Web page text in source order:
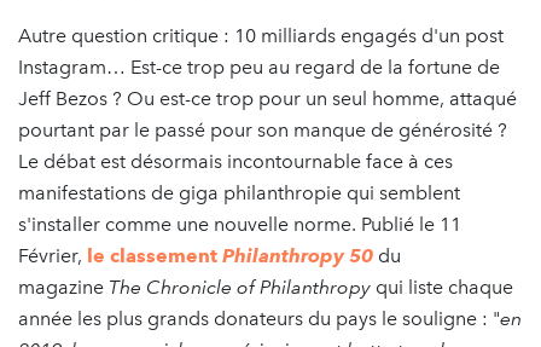
Autre question critique : 10 milliards engagés d'un post
Instagram… Est-ce trop peu au regard de la fortune de
Jeff Bezos ? Ou est-ce trop pour un seul homme, attaqué
pourtant par le passé pour son manque de générosité ?
Le débat est désormais incontournable face à ces
manifestations de giga philanthropie qui semblent
s'installer comme une nouvelle norme. Publié le 11
Février, le classement Philanthropy 50 du
magazine The Chronicle of Philanthropy qui liste chaque
année les plus grands donateurs du pays le souligne : "en